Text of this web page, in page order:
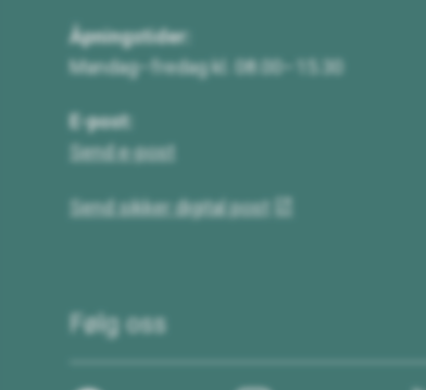
Åpningstider:
Mandag–fredag kl. 08.00–15.30
E-post:
Send e-post
Send sikker digital post
Følg oss